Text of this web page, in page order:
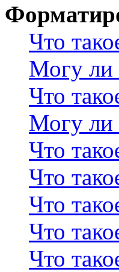
Что
Могу ли
Что
Могу ли
Что
Что
Что
Что
Что